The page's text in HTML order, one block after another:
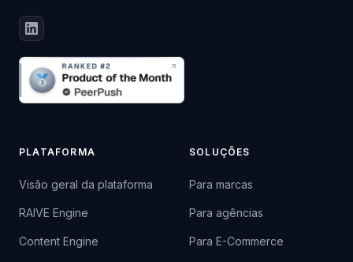
PLATAFORMA
Visão geral da plataforma
RAIVE Engine
Content Engine
SOLUÇÕES
Para marcas
Para agências
Para E-Commerce